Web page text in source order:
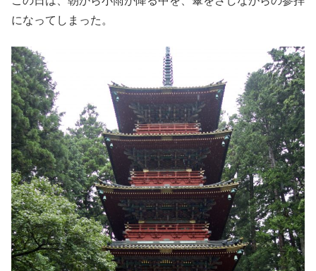
になってしまった。